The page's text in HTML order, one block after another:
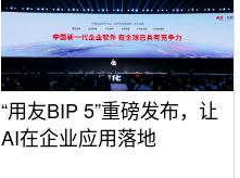
“用友BIP 5”重磅发布，让
AI在企业应用落地